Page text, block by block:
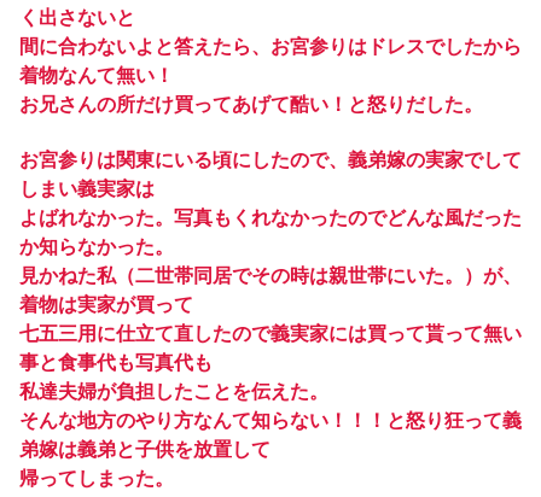
く出さないと
間に合わないよと答えたら、お宮参りはドレスでしたから
着物なんて無い！
お兄さんの所だけ買ってあげて酷い！と怒りだした。
お宮参りは関東にいる頃にしたので、義弟嫁の実家でして
しまい義実家は
よばれなかった。写真もくれなかったのでどんな風だった
か知らなかった。
見かねた私（二世帯同居でその時は親世帯にいた。）が、
着物は実家が買って
七五三用に仕立て直したので義実家には買って貰って無い
事と食事代も写真代も
私達夫婦が負担したことを伝えた。
そんな地方のやり方なんて知らない！！！と怒り狂って義
弟嫁は義弟と子供を放置して
帰ってしまった。